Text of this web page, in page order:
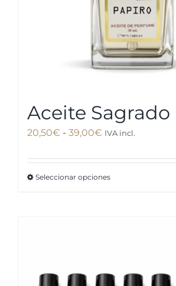
la
página
de
producto
Aceite
20,50€ - 39,00€Rango
precios:
desde
IVA incl.
Seleccionar opcionesEste
opciones